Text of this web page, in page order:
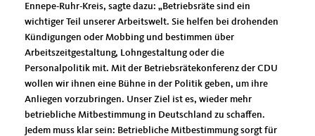
Ennepe-Ruhr-Kreis, sagte dazu: „Betriebsräte sind ein
wichtiger Teil unserer Arbeitswelt. Sie helfen bei drohenden
Kündigungen oder Mobbing und bestimmen über
Arbeitszeitgestaltung, Lohngestaltung oder die
Personalpolitik mit. Mit der Betriebsrätekonferenz der CDU
wollen wir ihnen eine Bühne in der Politik geben, um ihre
Anliegen vorzubringen. Unser Ziel ist es, wieder mehr
betriebliche Mitbestimmung in Deutschland zu schaffen.
Jedem muss klar sein: Betriebliche Mitbestimmung sorgt für